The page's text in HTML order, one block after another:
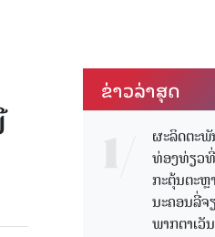
ຂ່າວ​ລ່າ​ສຸດ
ຜະລິດຕະ
ທ່ອງທ່ຽວ
ກະຕຸ້ນຕະຫຼ
ນະຄອນລີ່
ພາກຕາເວັ